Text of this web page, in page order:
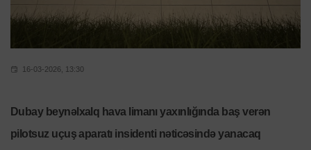
16-03-2026, 13:30
Dubay beynəlxalq hava limanı yaxınlığında baş verən
pilotsuz uçuş aparatı insidenti nəticəsində yanacaq